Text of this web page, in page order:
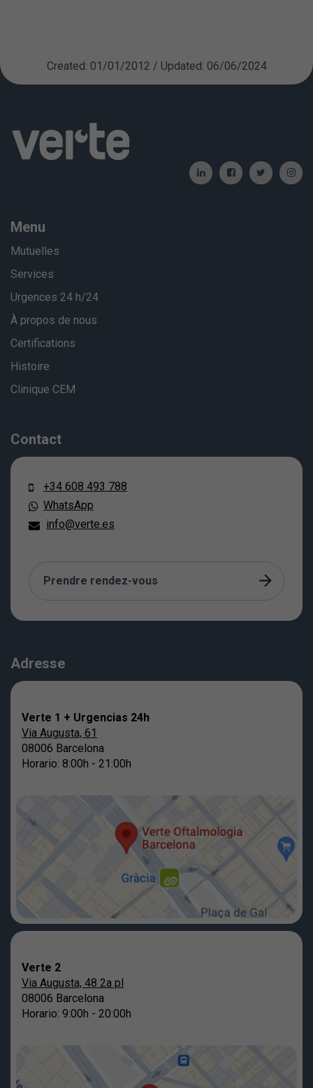
Created: 01/01/2012 / Updated: 06/06/2024
Menu
Mutuelles
Services
Urgences 24 h/24
À propos de nous
Certifications
Histoire
Clinique CEM
Contact
+34 608 493 788
WhatsApp
info@verte.es
Prendre rendez-vous
Adresse
Verte 1 + Urgencias 24h
Via Augusta, 61
08006 Barcelona
Horario: 8:00h - 21:00h
Verte 2
Via Augusta, 48 2a pl
08006 Barcelona
Horario: 9:00h - 20:00h